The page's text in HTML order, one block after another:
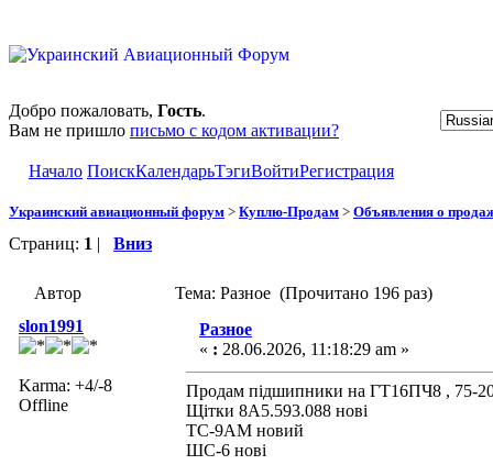
Добро пожаловать, Гость.
Вам не пришло письмо с кодом активации?
Начало ПоискКалендарьТэгиВойтиРегистрация
Украинский авиационный форум > Куплю-Продам > Объявления о
Страниц: 1 | Вниз
Автор
Тема: Разное (Прочитано 196 раз)
slon1991
Karma: +4/-8
Offline
Разное
« : 28.06.2026, 11:18:29 am »
Продам підшипники на ГТ16ПЧ8 , 75-
Щітки 8А5.593.088 нові
ТС-9АМ новий
ШС-6 нові